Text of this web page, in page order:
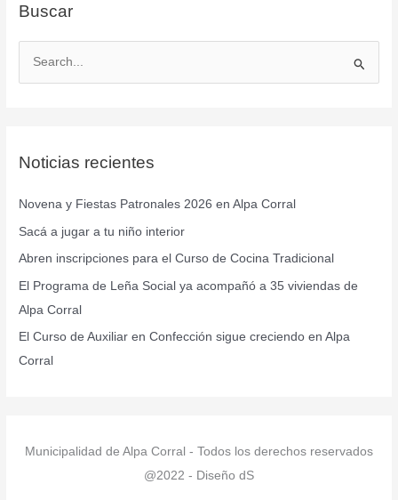
Buscar
a
p
o
r
:
Noticias recientes
Novena y Fiestas Patronales 2026 en Alpa Corral
Sacá a jugar a tu niño interior
Abren inscripciones para el Curso de Cocina Tradicional
El Programa de Leña Social ya acompañó a 35 viviendas de
Alpa Corral
El Curso de Auxiliar en Confección sigue creciendo en Alpa
Corral
Municipalidad de Alpa Corral - Todos los derechos reservados
@2022 - Diseño dS